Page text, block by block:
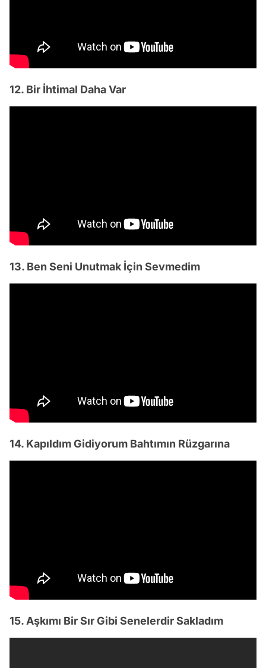
12. Bir İhtimal Daha Var
13. Ben Seni Unutmak İçin Sevmedim
14. Kapıldım Gidiyorum Bahtımın Rüzgarına
15. Aşkımı Bir Sır Gibi Senelerdir Sakladım